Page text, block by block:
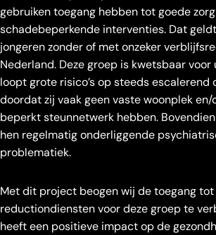
gebruiken toegang hebben tot goede
schadebeperkende interventies. Dat
jongeren zonder of met onzeker
Nederland. Deze groep is kwetsbaar
loopt grote risico’s op steeds escalerend
doordat zij vaak geen vaste woonplek en/
beperkt steunnetwerk hebben.
hen regelmatig onderliggende
problematiek.
Met dit project beogen wij de toegang
reductiondiensten voor deze groep te
heeft een positieve impact op de